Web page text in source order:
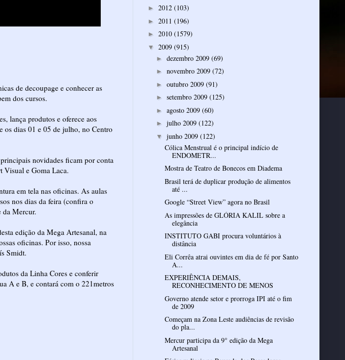
de decoupage e conhecer as
dos cursos.
lança produtos e oferece aos
os dias 01 e 05 de julho, no Centro
novidades ficam por conta
Visual e Goma Laca.
em tela nas oficinas. As aulas
nos dias da feira (confira o
da Mercur.
edição da Mega Artesanal, na
oficinas. Por isso, nossa
Smidt.
da Linha Cores e conferir
A e B, e contará com o 221metros
► 2012 (103)
► 2011 (196)
► 2010 (1579)
▼ 2009 (915)
► dezembro 2009 (69)
► novembro 2009 (72)
► outubro 2009 (91)
► setembro 2009 (125)
► agosto 2009 (60)
► julho 2009 (122)
▼ junho 2009 (122)
Cólica Menstrual é o principal indício de
ENDOMETR...
Mostra de Teatro de Bonecos em Diadema
Brasil terá de duplicar produção de alimentos
até ...
Google “Street View” agora no Brasil
As impressões de GLÓRIA KALIL sobre a
elegância
INSTITUTO GABI procura voluntários à
distância
Eli Corrêa atrai ouvintes em dia de fé por Santo
A...
EXPERIÊNCIA DEMAIS,
RECONHECIMENTO DE MENOS
Governo atende setor e prorroga IPI até o fim
de 2009
Começam na Zona Leste audiências de revisão
do pla...
Mercur participa da 9° edição da Mega
Artesanal